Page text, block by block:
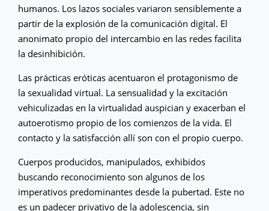
humanos. Los lazos sociales variaron sensiblemente a
partir de la explosión de la comunicación digital. El
anonimato propio del intercambio en las redes facilita
la desinhibición.
Las prácticas eróticas acentuaron el protagonismo de
la sexualidad virtual. La sensualidad y la excitación
vehiculizadas en la virtualidad auspician y exacerban el
autoerotismo propio de los comienzos de la vida. El
contacto y la satisfacción allí son con el propio cuerpo.
Cuerpos producidos, manipulados, exhibidos
buscando reconocimiento son algunos de los
imperativos predominantes desde la pubertad. Este no
es un padecer privativo de la adolescencia, sin